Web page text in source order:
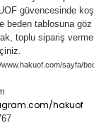
güvencesinde
beden tablosuna göz
toplu sipariş
sayfa/
hakuof